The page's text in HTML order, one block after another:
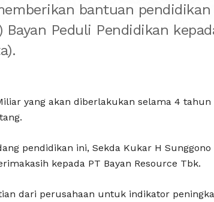
bantuan
Bayan Peduli Pendidikan
yang akan diberlakukan selama 4
pendidikan ini, Sekda Kukar H
kepada PT Bayan Resource Tbk.
dari perusahaan untuk indikator